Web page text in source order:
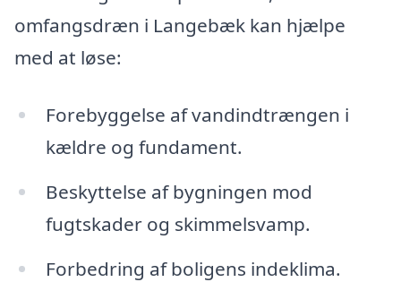
omfangsdræn i Langebæk kan hjælpe
med at løse:
Forebyggelse af vandindtrængen i
kældre og fundament.
Beskyttelse af bygningen mod
fugtskader og skimmelsvamp.
Forbedring af boligens indeklima.